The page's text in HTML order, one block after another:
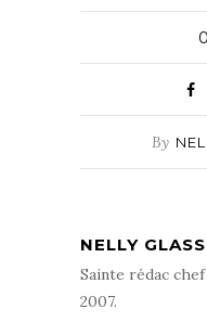
0
By
NELLY
Sainte rédac
2007.